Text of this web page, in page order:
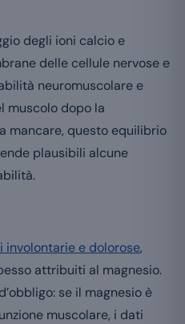
degli ioni calcio e
delle cellule nervose e
neuromuscolare e
muscolo dopo la
mancare, questo equilibrio
plausibili alcune
involontarie e dolorose,
attribuiti al magnesio.
se il magnesio è
muscolare, i dati